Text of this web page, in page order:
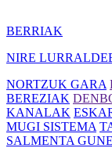
BERRIAK
NIRE
NORTZUK GARA
BEREZIAK
KANALAK
MUGI SISTEMA
SALMENTA